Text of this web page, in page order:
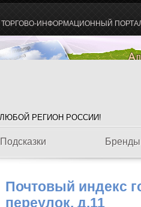
ТОРГОВО-ИНФОРМАЦИОННЫЙ
РЕГИОН РОССИИ!
Подсказки Бренды
Почтовый индекс
переулок, д.11